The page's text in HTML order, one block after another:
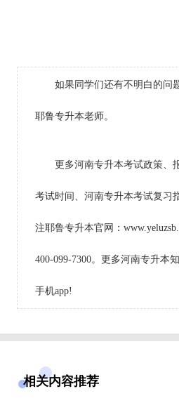
如果同学们还有不明白的问
耶鲁专升本老师。
更多河南专升本考试政策、
考试时间、河南专升本考试复习
注耶鲁专升本官网：
400-099-7300。更多河南专升本
手机app!
相关内容推荐